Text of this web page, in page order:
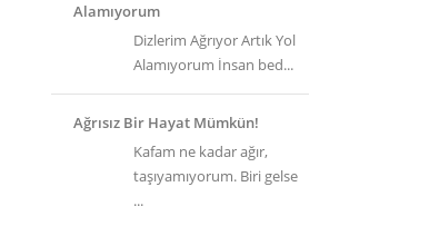
Alamıyorum
Dizlerim Ağrıyor Artık Yol
Alamıyorum İnsan bed...
Ağrısız Bir Hayat Mümkün!
Kafam ne kadar ağır,
taşıyamıyorum. Biri gelse
...